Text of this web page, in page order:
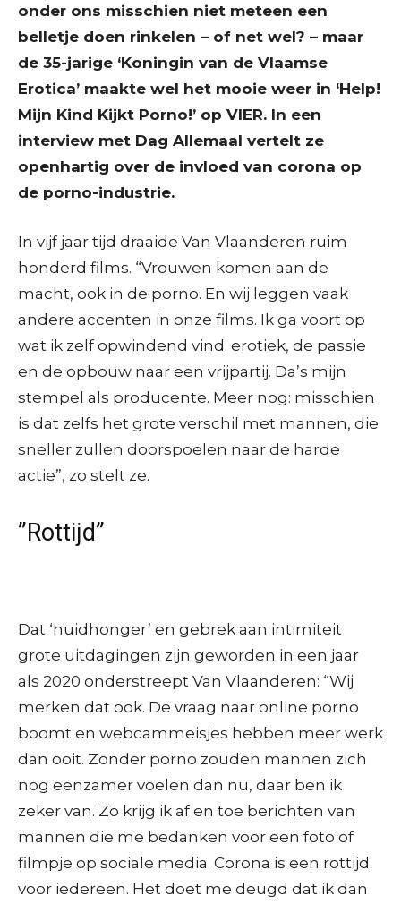
onder ons misschien niet meteen een
belletje doen rinkelen – of net wel? – maar
de 35-jarige ‘Koningin van de Vlaamse
Erotica’ maakte wel het mooie weer in ‘Help!
Mijn Kind Kijkt Porno!’ op VIER. In een
interview met Dag Allemaal vertelt ze
openhartig over de invloed van corona op
de porno-industrie.
In vijf jaar tijd draaide Van Vlaanderen ruim
honderd films. “Vrouwen komen aan de
macht, ook in de porno. En wij leggen vaak
andere accenten in onze films. Ik ga voort op
wat ik zelf opwindend vind: erotiek, de passie
en de opbouw naar een vrijpartij. Da’s mijn
stempel als producente. Meer nog: misschien
is dat zelfs het grote verschil met mannen, die
sneller zullen doorspoelen naar de harde
actie”, zo stelt ze.
”Rottijd”
Dat ‘huidhonger’ en gebrek aan intimiteit
grote uitdagingen zijn geworden in een jaar
als 2020 onderstreept Van Vlaanderen: “Wij
merken dat ook. De vraag naar online porno
boomt en webcammeisjes hebben meer werk
dan ooit. Zonder porno zouden mannen zich
nog eenzamer voelen dan nu, daar ben ik
zeker van. Zo krijg ik af en toe berichten van
mannen die me bedanken voor een foto of
filmpje op sociale media. Corona is een rottijd
voor iedereen. Het doet me deugd dat ik dan